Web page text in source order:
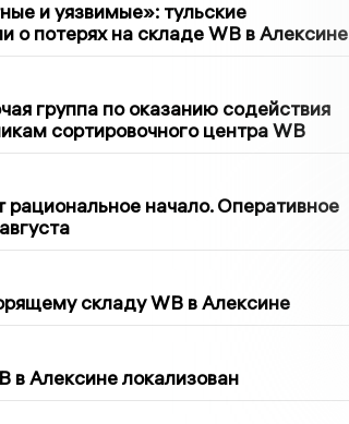
и уязвимые»: тульские
о потерях на складе WB в Алексине
группа по оказанию содействия
сортировочного центра WB
рациональное начало. Оперативное
складу WB в Алексине
Алексине локализован